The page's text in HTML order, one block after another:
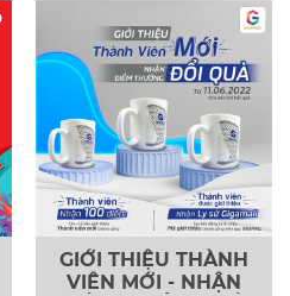
GIỚI THIỆU THÀNH
VIÊN MỚI - NHẬN